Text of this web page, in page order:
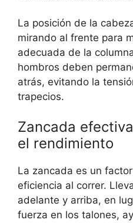
La posición de la
mirando al frente para
adecuada de la
hombros deben
atrás, evitando la
trapecios.
Zancada
el rendimiento
La zancada es un
eficiencia al correr.
adelante y arriba, en
fuerza en los talones,